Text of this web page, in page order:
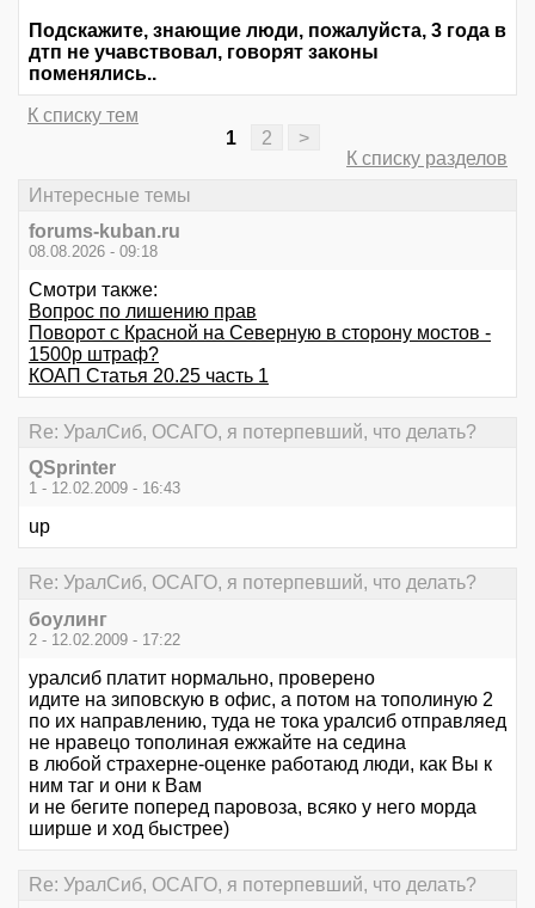
Подскажите, знающие люди, пожалуйста, 3 года в
дтп не учавствовал, говорят законы
поменялись..
К списку тем
1
2
>
К списку разделов
Интересные темы
forums-kuban.ru
08.08.2026 - 09:18
Смотри также:
Вопрос по лишению прав
Поворот с Красной на Северную в сторону мостов -
1500р штраф?
КОАП Статья 20.25 часть 1
Re: УралСиб, ОСАГО, я потерпевший, что делать?
QSprinter
1 - 12.02.2009 - 16:43
up
Re: УралСиб, ОСАГО, я потерпевший, что делать?
боулинг
2 - 12.02.2009 - 17:22
уралсиб платит нормально, проверено
идите на зиповскую в офис, а потом на тополиную 2
по их направлению, туда не тока уралсиб отправляед
не нравецо тополиная ежжайте на седина
в любой страхерне-оценке работаюд люди, как Вы к
ним таг и они к Вам
и не бегите поперед паровоза, всяко у него морда
ширше и ход быстрее)
Re: УралСиб, ОСАГО, я потерпевший, что делать?